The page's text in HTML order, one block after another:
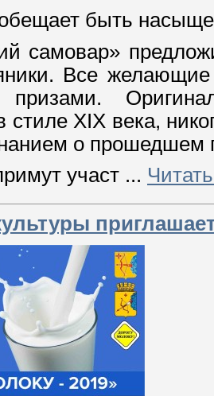
быть
самовар»
Все желающие
призами.
стиле XIX века,
о прошедшем
участ ...